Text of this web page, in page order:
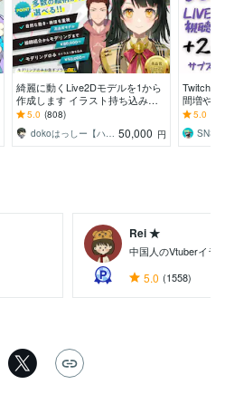
綺麗に動くLive2Dモデルを1から
作成します イラスト持ち込み依
頼も歓迎！好みの絵柄でVtuberに
5.0 (808)
dokoはっしー【ハシビロッコ】 50,000 円
Twitchラ
間増やし
り上がる
人UP
5.0
SNS
Rei ★
中国人のVtuberイラ
5.0 (1558)